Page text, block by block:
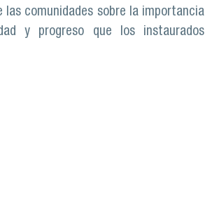
comunidades sobre la importancia
y progreso que los instaurados